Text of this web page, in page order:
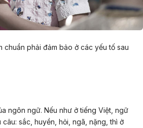
chuẩn phải đảm bảo ở các yếu tố sau
ngôn ngữ. Nếu như ở tiếng Việt, ngữ
sắc, huyền, hỏi, ngã, nặng, thì ở